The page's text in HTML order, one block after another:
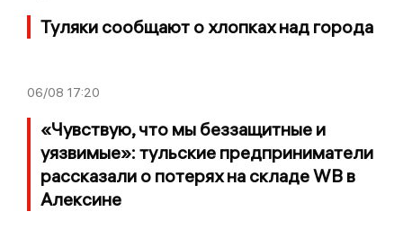
Туляки сообщают о хлопках над города
06/08 17:20
«Чувствую, что мы беззащитные и
уязвимые»: тульские предприниматели
рассказали о потерях на складе WB в
Алексине